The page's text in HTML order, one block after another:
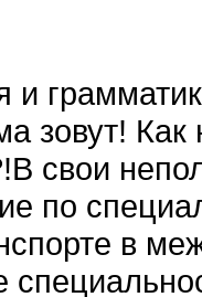
и
зовут! Как
свои
по
в